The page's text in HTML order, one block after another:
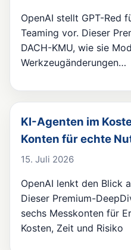
OpenAI stellt GPT-Red
Teaming vor. Dieser
DACH-KMU, wie sie
Werkzeugänderungen…
KI-Agenten im
Konten für echte
15. Juli 2026
OpenAI lenkt den Blick
Dieser Premium-
sechs Messkonten für
Kosten, Zeit und Risiko